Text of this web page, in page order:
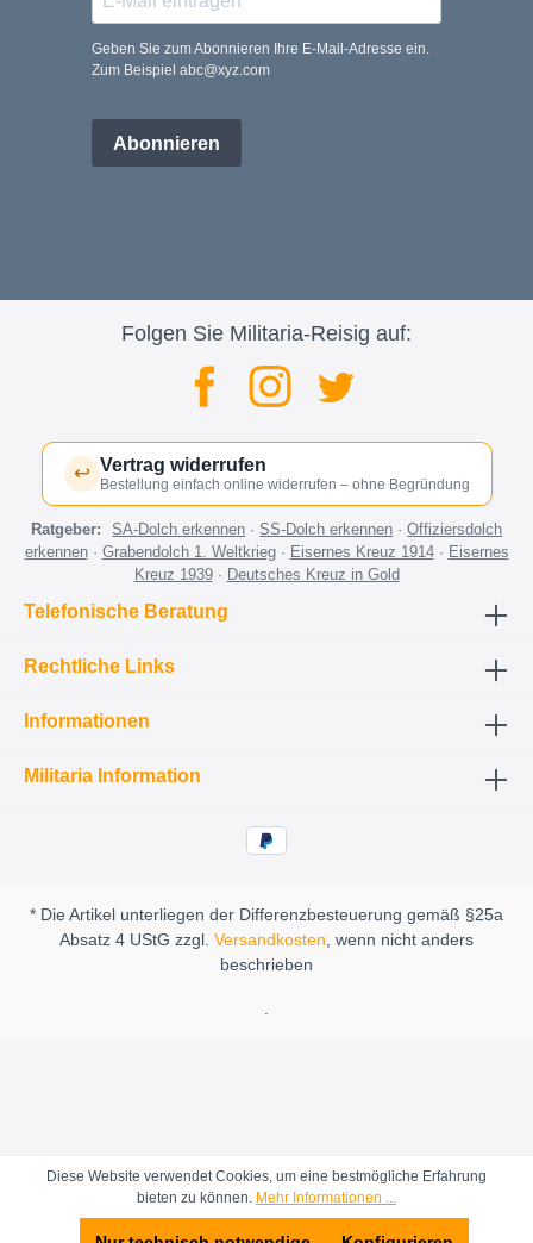
Geben Sie zum Abonnieren Ihre E-Mail-Adresse ein.
Zum Beispiel abc@xyz.com
Abonnieren
Folgen Sie Militaria-Reisig auf:
↩ Vertrag widerrufen
Bestellung einfach online widerrufen – ohne Begründung
Ratgeber: SA-Dolch erkennen ·SS-Dolch erkennen ·Offiziersdolch
erkennen· Grabendolch 1. Weltkrieg· Eisernes Kreuz 1914· Eisernes
Kreuz 1939· Deutsches Kreuz in Gold
Telefonische Beratung
Rechtliche Links
Informationen
Militaria Information
* Die Artikel unterliegen der Differenzbesteuerung gemäß §25a
Absatz 4 UStG zzgl. Versandkosten, wenn nicht anders
beschrieben
.
Diese Website verwendet Cookies, um eine bestmögliche Erfahrung
bieten zu können. Mehr Informationen ...